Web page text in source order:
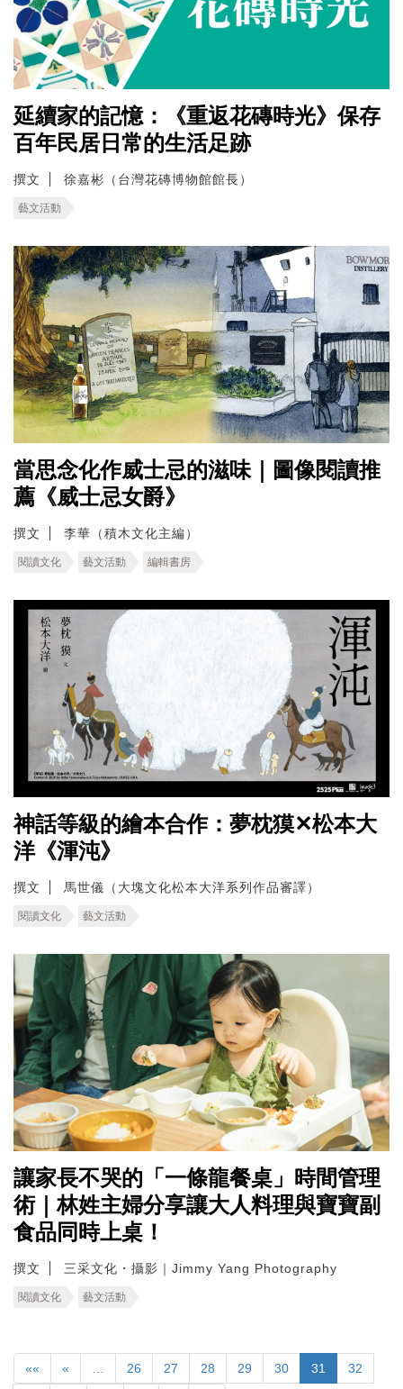
延續家的記憶：《重返花磚時光》保存
百年民居日常的生活足跡
撰文 徐嘉彬（台灣花磚博物館館長）
藝文活動
當思念化作威士忌的滋味｜圖像閱讀推
薦《威士忌女爵》
撰文 李華（積木文化主編）
閱讀文化 藝文活動 編輯書房
神話等級的繪本合作：夢枕獏✕松本大
洋《渾沌》
撰文 馬世儀（大塊文化松本大洋系列作品審譯）
閱讀文化 藝文活動
讓家長不哭的「一條龍餐桌」時間管理
術｜林姓主婦分享讓大人料理與寶寶副
食品同時上桌！
撰文 三采文化・攝影｜Jimmy Yang Photography
閱讀文化 藝文活動
«« « 26 27 28 29 30 31 32